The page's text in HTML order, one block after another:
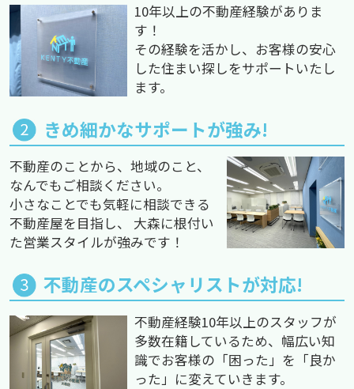
10年以上の不動産経験がありま
す！
その経験を活かし、お客様の安心
した住まい探しをサポートいたし
ます。
きめ細かなサポートが強み!
不動産のことから、地域のこと、
なんでもご相談ください。
小さなことでも気軽に相談できる
不動産屋を目指し、 大森に根付い
た営業スタイルが強みです！
不動産のスペシャリストが対応!
不動産経験10年以上のスタッフが
多数在籍しているため、幅広い知
識でお客様の「困った」を「良か
った」に変えていきます。